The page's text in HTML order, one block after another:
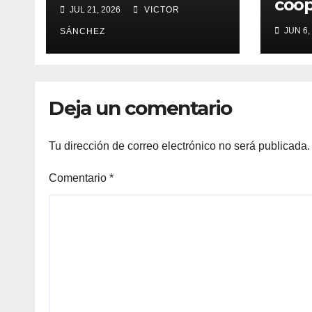
JUL 21, 2026 VICTOR
SÁNCHEZ JUN 6,
Deja un comentario
Tu dirección de correo electrónico no será publicada.
Comentario *